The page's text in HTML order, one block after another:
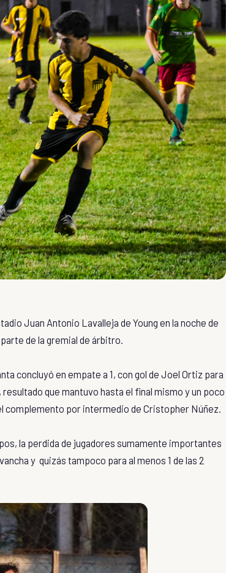
Juan Antonio Lavalleja de Young en la noche de
de la gremial de árbitro.
concluyó en empate a 1, con gol de Joel Ortiz para
que mantuvo hasta el final mismo y un poco
complemento por intermedio de Cristopher Núñez.
la perdida de jugadores sumamente importantes
y quizás tampoco para al menos 1 de las 2